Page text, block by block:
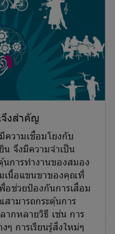
งสำคัญ
ความเชื่อมโยงกับ
น จึงมีความจำเป็น
นการทำงานของสมอง
เนื้อแขนขาของคุณที่
ช่วยป้องกันการเสื่อม
สามารถกระตุ้นการ
กหลายวิธี เช่น การ
ๆ การเรียนรู้สิ่งใหม่ๆ